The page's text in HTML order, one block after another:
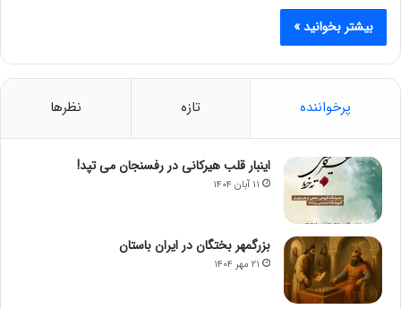
بیشتر بخوانید »
پرخواننده تازه نظرها
اینبار قلب هیرکانی در رفسنجان می تپد!
۱۱ آبان ۱۴۰۴
بزرگمهر بختگان در ایران باستان
۲۱ مهر ۱۴۰۴